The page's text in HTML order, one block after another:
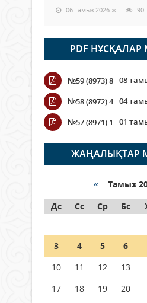
06 тамыз 2026 ж. 90
Open Air:
полиция
мыңнан астам
қауіпсіздігін
06 тамыз 2026 ж.
Wi-Fi ҚАБЫРҒА
ӨТЕДІ?
06 тамыз 2026 ж. 267
граждане Казахстана,
05 тамыз 2026 ж. 149
Шетелде жүрген
азаматтары қалай
PDF
№59 (8973) 8 08
№58 (8972) 4 04
№57 (8971) 1
01
ЖАҢАЛЫҚТАР
« Тамыз
Дс
Сс Ср Бс
3
4 5 6
10
11 12 13
17
18 19 20